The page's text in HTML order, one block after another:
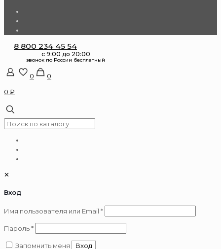
8 800 234 45 54
0
0
0 ₽
✕
Вход
Имя пользователя или Email *Обязательно
Пароль*Обязательно
Запомнить меня
Вход